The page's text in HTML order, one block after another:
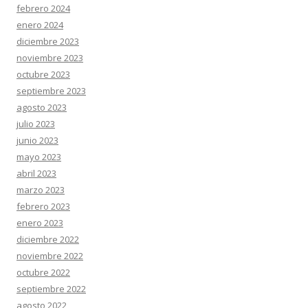
febrero 2024
enero 2024
diciembre 2023
noviembre 2023
octubre 2023
septiembre 2023
agosto 2023
julio 2023
junio 2023
mayo 2023
abril 2023
marzo 2023
febrero 2023
enero 2023
diciembre 2022
noviembre 2022
octubre 2022
septiembre 2022
agosto 2022